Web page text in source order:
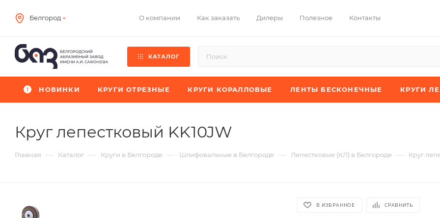
Белгород О компании Как заказать Дилеры Полезное Контакты
КАТАЛОГ
НОВИНКИ КРУГИ ОТРЕЗНЫЕ КРУГИ КОРАЛЛОВЫЕ ЛЕНТЫ БЕСКОНЕЧНЫЕ КРУГИ
Круг лепестковый KK10JW
Главная — Каталог — Круги в Белгороде — Шлифовальные в Белгороде — Лепестковые (КЛ) в Белгороде — Круг
В ИЗБРАННОЕ СРАВНИТЬ